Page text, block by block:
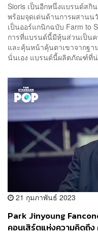
Sioris เป็นอีกหนึ่งแบรนด์สกิ
พร้อมจุดเด่นด้านการผสานน
เป็นออร์แกนิกฉบับ Farm to
การที่แบรนด์นี้มีหุ้นส่วนเป็น
และคุ้นหน้าคุ้นตาเขาจากฐา
นั่นเอง แบรนด์นี้ผลิตภัณฑ์ที่น่
21 กุมภาพันธ์ 2023
Park Jinyoung
คอนเสิร์ตแห่งความคิดถึ